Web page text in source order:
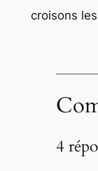
croisons
4